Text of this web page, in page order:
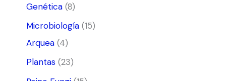
Genética(8)
Microbiología(15)
Arquea(4)
Plantas(23)